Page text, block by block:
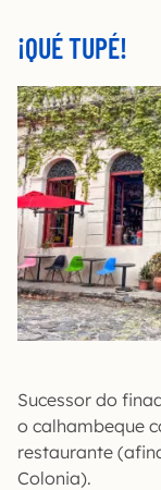
¡QUÉ TUPÉ!
Sucessor do
o calhambeque
restaurante
Colonia).